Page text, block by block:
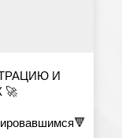
И
🚀